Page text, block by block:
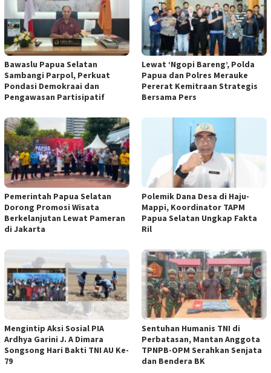
Bawaslu Papua Selatan
Sambangi Parpol, Perkuat
Pondasi Demokraai dan
Pengawasan Partisipatif
Lewat ‘Ngopi Bareng’, Polda
Papua dan Polres Merauke
Pererat Kemitraan Strategis
Bersama Pers
Pemerintah Papua Selatan
Dorong Promosi Wisata
Berkelanjutan Lewat Pameran
di Jakarta
Polemik Dana Desa di Haju-
Mappi, Koordinator TAPM
Papua Selatan Ungkap Fakta
Ril
Mengintip Aksi Sosial PIA
Ardhya Garini J. A Dimara
Songsong Hari Bakti TNI AU Ke-
79
Sentuhan Humanis TNI di
Perbatasan, Mantan Anggota
TPNPB-OPM Serahkan Senjata
dan Bendera BK